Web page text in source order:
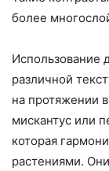
более
Использование
различной
на протяжении
мискантус или
которая
растениями.